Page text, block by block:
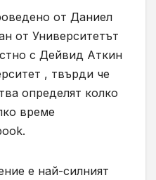
от Даниел
от Университетът
с Дейвид Аткин
, твърди че
определят колко
време
е най-силният